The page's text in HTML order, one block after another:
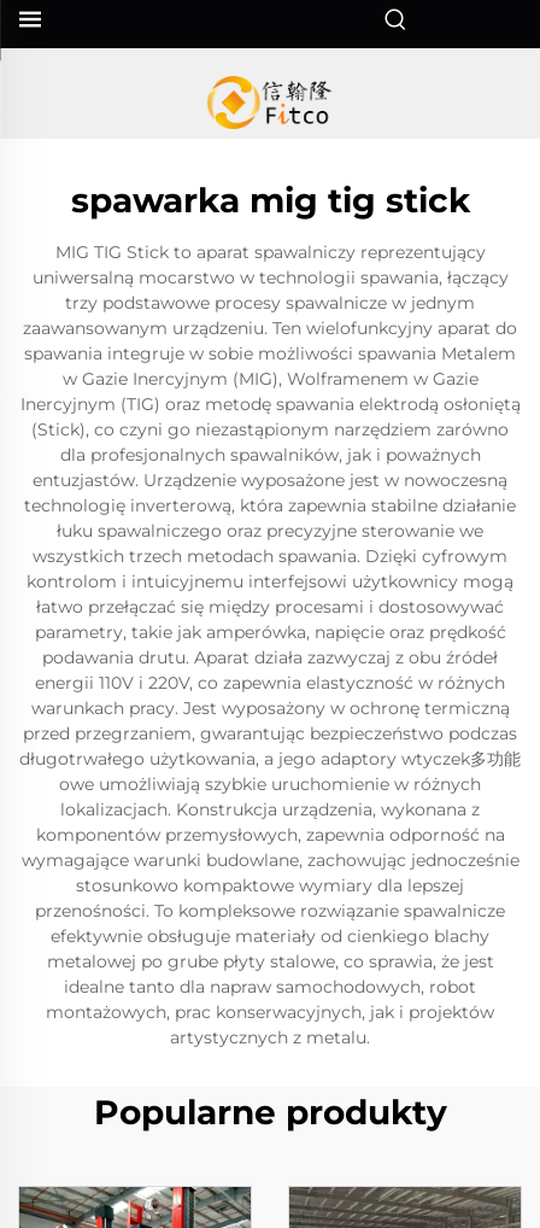
spawarka mig tig stick
MIG TIG Stick to aparat spawalniczy reprezentujący
uniwersalną mocarstwo w technologii spawania, łączący
trzy podstawowe procesy spawalnicze w jednym
zaawansowanym urządzeniu. Ten wielofunkcyjny aparat do
spawania integruje w sobie możliwości spawania Metalem
w Gazie Inercyjnym (MIG), Wolframenem w Gazie
Inercyjnym (TIG) oraz metodę spawania elektrodą osłoniętą
(Stick), co czyni go niezastąpionym narzędziem zarówno
dla profesjonalnych spawalników, jak i poważnych
entuzjastów. Urządzenie wyposażone jest w nowoczesną
technologię inverterową, która zapewnia stabilne działanie
łuku spawalniczego oraz precyzyjne sterowanie we
wszystkich trzech metodach spawania. Dzięki cyfrowym
kontrolom i intuicyjnemu interfejsowi użytkownicy mogą
łatwo przełączać się między procesami i dostosowywać
parametry, takie jak amperówka, napięcie oraz prędkość
podawania drutu. Aparat działa zazwyczaj z obu źródeł
energii 110V i 220V, co zapewnia elastyczność w różnych
warunkach pracy. Jest wyposażony w ochronę termiczną
przed przegrzaniem, gwarantując bezpieczeństwo podczas
długotrwałego użytkowania, a jego adaptory wtyczek多功能
owe umożliwiają szybkie uruchomienie w różnych
lokalizacjach. Konstrukcja urządzenia, wykonana z
komponentów przemysłowych, zapewnia odporność na
wymagające warunki budowlane, zachowując jednocześnie
stosunkowo kompaktowe wymiary dla lepszej
przenośności. To kompleksowe rozwiązanie spawalnicze
efektywnie obsługuje materiały od cienkiego blachy
metalowej po grube płyty stalowe, co sprawia, że jest
idealne tanto dla napraw samochodowych, robot
montażowych, prac konserwacyjnych, jak i projektów
artystycznych z metalu.
Popularne produkty